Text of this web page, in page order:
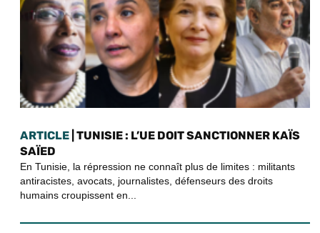
ARTICLE | TUNISIE : L’UE DOIT SANCTIONNER KAÏS
SAÏED
En Tunisie, la répression ne connaît plus de limites : militants
antiracistes, avocats, journalistes, défenseurs des droits
humains croupissent en...